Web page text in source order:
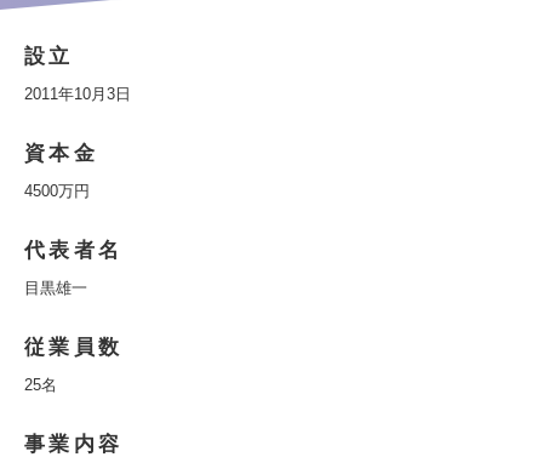
設立
2011年10月3日
資本金
4500万円
代表者名
目黒雄一
従業員数
25名
事業内容